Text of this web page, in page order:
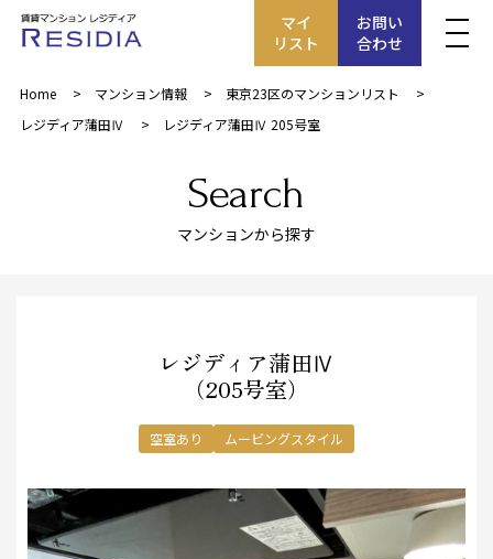
マイ
リスト
お問い
合わせ
Home マンション情報
東京23区のマンションリスト
レジディア蒲田Ⅳ
レジディア蒲田Ⅳ 205号室
Search
マンションから探す
レジディア蒲田Ⅳ
（205号室）
空室あり ムービングスタイル